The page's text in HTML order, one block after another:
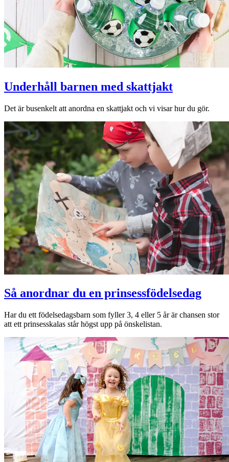
Underhåll barnen med skattjakt
Det är busenkelt att anordna en skattjakt och vi visar hur du gör.
Så anordnar du en prinsessfödelsedag
Har du ett födelsedagsbarn som fyller 3, 4 eller 5 år är chansen stor
att ett prinsesskalas står högst upp på önskelistan.